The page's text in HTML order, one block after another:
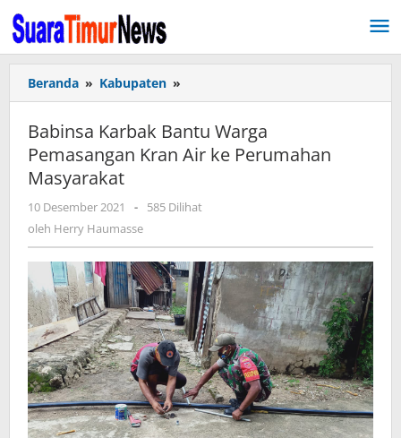
Lewati
ke
konten
Beranda » Kabupaten »
Karbak
Warga
Pemasangan
ke
Masyarakat
Babinsa Karbak Bantu Warga
Pemasangan Kran Air ke Perumahan
Masyarakat
10 Desember 2021
oleh
Herry
-
585 Dilihat
oleh Herry Haumasse